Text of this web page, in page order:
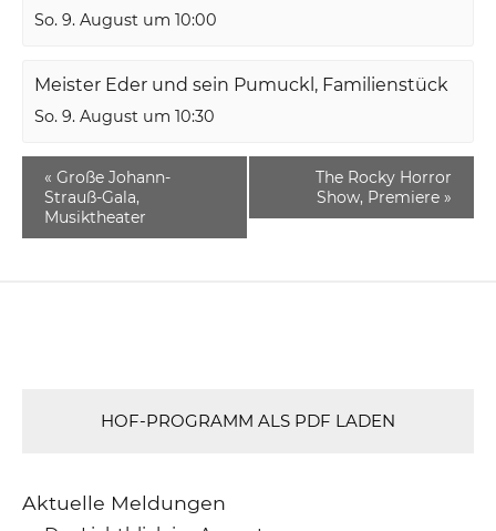
So. 9. August um 10:00
Meister Eder und sein Pumuckl, Familienstück
So. 9. August um 10:30
« Große Johann-
Strauß-Gala,
Musiktheater
The Rocky Horror
Show, Premiere »
HOF-PROGRAMM ALS PDF LADEN
Aktuelle Meldungen